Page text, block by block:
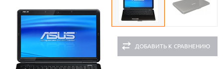
ДОБАВИТЬ К СРАВНЕНИЮ